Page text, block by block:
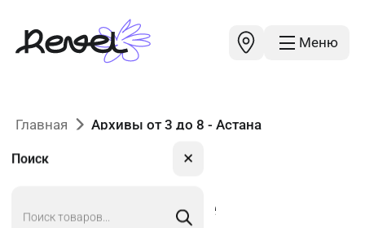
Меню
Поиск ✕
Главная Архивы от 3 до 8 - Астана
от 3 до 8 в Астане